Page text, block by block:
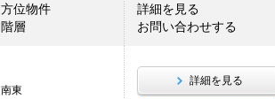
方位物件
階層
詳細を見る
お問い合わせする
南東
詳細を見る